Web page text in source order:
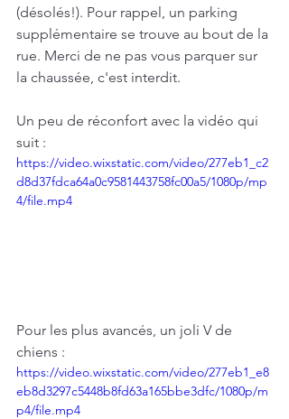
(désolés!). Pour rappel, un parking
supplémentaire se trouve au bout de la
rue. Merci de ne pas vous parquer sur
la chaussée, c'est interdit.
Un peu de réconfort avec la vidéo qui
suit :
https://video.wixstatic.com/video/277eb1_c2
d8d37fdca64a0c9581443758fc00a5/1080p/mp
4/file.mp4
Pour les plus avancés, un joli V de
chiens :
https://video.wixstatic.com/video/277eb1_e8
eb8d3297c5448b8fd63a165bbe3dfc/1080p/m
p4/file.mp4